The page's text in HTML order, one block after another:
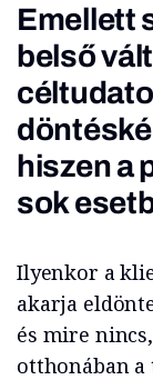
Emellett
belső
hiszen a
sok
Ilyenkor a
akarja
és mire
otthonában a